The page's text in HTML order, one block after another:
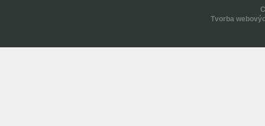
Tvorba